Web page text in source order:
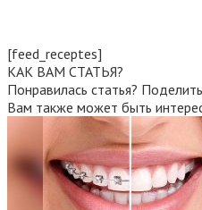
[feed_receptes]
КАК ВАМ СТАТЬЯ?
Понравилась статья?
Вам также может быть